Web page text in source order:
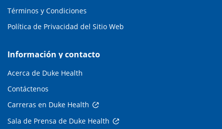
Términos y Condiciones
Política de Privacidad del Sitio Web
Información y contacto
Acerca de Duke Health
Contáctenos
Carreras en Duke Health
Sala de Prensa de Duke Health